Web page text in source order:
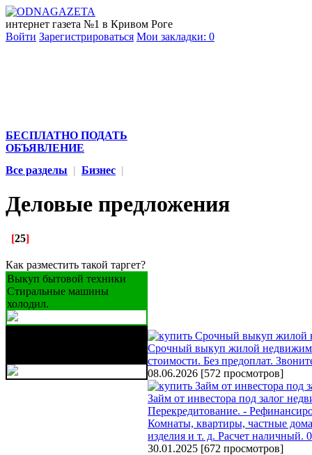
интернет газета №1 в Кривом Роге
Войти Зарегистрироваться Мои закладки: 0
БЕСПЛАТНО ПОДАТЬ
ОБЪЯВЛЕНИЕ
Все разделы | Бизнес |
Деловые предложения
[25]
Как разместить такой таргет?
Выкуп бытовой техники
Стиральные машины
холодил.
Срочный выкуп жилой
стоимости. Без предоплат.
08.06.2026 [572 просмотров]
Займ от инвестора под залог
Перекредитование. -
Комнаты, квартиры, частные
изделия и т. д. Расчет наличный.
30.01.2025 [672 просмотров]